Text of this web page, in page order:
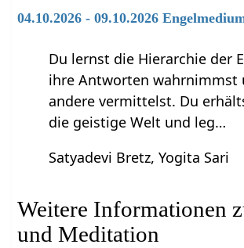
04.10.2026 - 09.10.2026
Du lernst die Hierarchie der
ihre Antworten wahrnimmst
andere vermittelst. Du
die geistige Welt und leg…
Satyadevi Bretz, Yogita Sari
Weitere Informationen
und Meditation